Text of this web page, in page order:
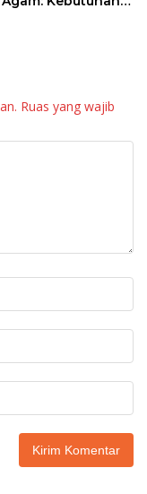
Ruas yang wajib